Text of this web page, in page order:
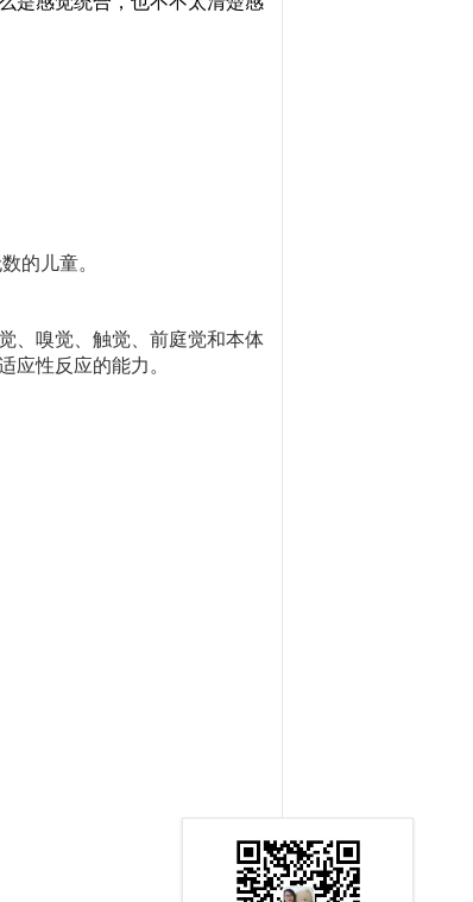
的儿童。
、嗅觉、触觉、前庭觉和本体
应性反应的能力。